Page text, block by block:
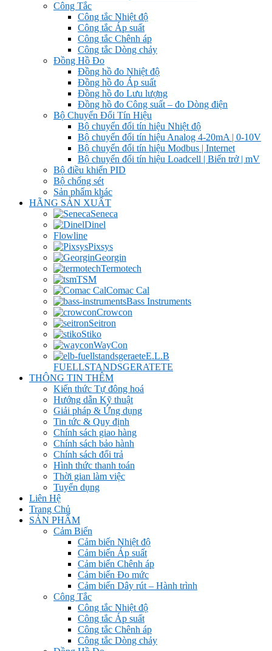
Công Tắc
Công tắc Nhiệt độ
Công tắc Áp suất
Công tắc Chênh áp
Công tắc Dòng chảy
Đồng Hồ Đo
Đồng hồ đo Nhiệt độ
Đồng hồ đo Áp suất
Đồng hồ đo Lưu lượng
Đồng hồ đo Công suất – đo Dòng điện
Bộ Chuyển Đổi Tín Hiệu
Bộ chuyển đổi tín hiệu Nhiệt độ
Bộ chuyển đổi tín hiệu Analog 4-20mA | 0-10V
Bộ chuyển đổi tín hiệu Modbus | Internet
Bộ chuyển đổi tín hiệu Loadcell | Biến trở | mV
Bộ điều khiển PID
Bộ chống sét
Sản phẩm khác
HÃNG SẢN XUẤT
Seneca
Dinel
Flowline
Pixsys
Georgin
Termotech
TSM
Comac Cal
Bass Instruments
Crowcon
Seitron
Stiko
WayCon
E.L.B
FUELLSTANDSGERATETE
THÔNG TIN THÊM
Kiến thức Tự đông hoá
Hướng dẫn Kỹ thuật
Giải pháp & Ứng dụng
Tin tức & Quy định
Chính sách giao hàng
Chính sách bảo hành
Chính sách đổi trả
Hình thức thanh toán
Thời gian làm việc
Tuyển dụng
Liên Hệ
Trang Chủ
SẢN PHẨM
Cảm Biến
Cảm biến Nhiệt độ
Cảm biến Áp suất
Cảm biến Chênh áp
Cảm biến Đo mức
Cảm biến Dây rút – Hành trình
Công Tắc
Công tắc Nhiệt độ
Công tắc Áp suất
Công tắc Chênh áp
Công tắc Dòng chảy